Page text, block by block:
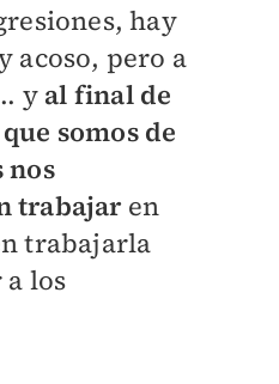
hay
acoso, pero a
y al final de
somos de
nos
trabajaren
trabajarla
los